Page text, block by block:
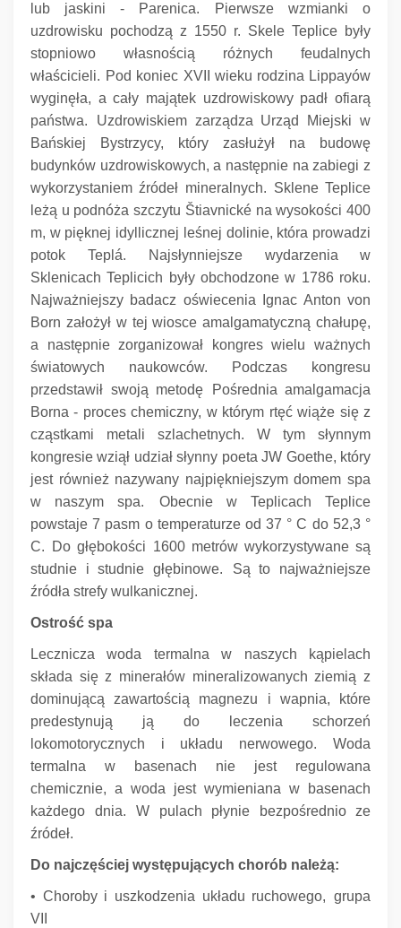
lub jaskini - Parenica.
Pierwsze wzmianki o
uzdrowisku pochodzą z 1550 r. Skele Teplice były
stopniowo własnością różnych feudalnych
właścicieli. Pod koniec XVII wieku rodzina Lippayów
wyginęła, a cały majątek uzdrowiskowy padł ofiarą
państwa.
Uzdrowiskiem zarządza Urząd Miejski w
Bańskiej Bystrzycy, który zasłużył na budowę
budynków uzdrowiskowych, a następnie na zabiegi z
wykorzystaniem źródeł mineralnych. Sklene Teplice
leżą u podnóża szczytu Štiavnické na wysokości 400
m, w pięknej idyllicznej leśnej dolinie, która prowadzi
potok Teplá.
Najsłynniejsze wydarzenia w
Sklenicach Teplicich były obchodzone w 1786 roku.
Najważniejszy badacz oświecenia Ignac Anton von
Born założył w tej wiosce amalgamatyczną chałupę,
a następnie zorganizował kongres wielu ważnych
światowych naukowców.
Podczas kongresu
przedstawił swoją metodę
Pośrednia amalgamacja
Borna - proces chemiczny, w którym rtęć wiąże się z
cząstkami metali szlachetnych.
W tym słynnym
kongresie wziął udział słynny poeta JW Goethe, który
jest również nazywany najpiękniejszym domem spa
w naszym spa.
Obecnie w Teplicach Teplice
powstaje 7 pasm o temperaturze od 37 ° C do 52,3 °
C.
Do głębokości 1600 metrów wykorzystywane są
studnie i studnie głębinowe.
Są to najważniejsze
źródła strefy wulkanicznej.
Ostrość spa
Lecznicza woda termalna w naszych kąpielach
składa się z minerałów mineralizowanych ziemią z
dominującą zawartością magnezu i wapnia, które
predestynują ją do leczenia schorzeń
lokomotorycznych i układu nerwowego.
Woda
termalna w basenach nie jest regulowana
chemicznie, a woda jest wymieniana w basenach
każdego dnia.
W pulach płynie bezpośrednio ze
źródeł.
Do najczęściej występujących chorób należą:
• Choroby i uszkodzenia układu ruchowego, grupa
VII